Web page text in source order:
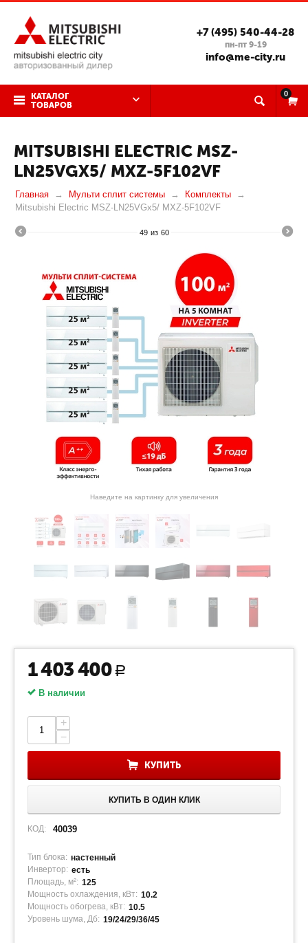
+7 (495) 540-44-28
пн-пт 9-19
info@me-city.ru
КАТАЛОГ
ТОВАРОВ
0
MITSUBISHI ELECTRIC MSZ-
LN25VGX5/ MXZ-5F102VF
Главная Мульти сплит системы
Комплекты
Mitsubishi Electric MSZ-LN25VGx5/ MXZ-5F102VF
49 из 60
Наведите на картинку для увеличения
1 403 400 Р
В наличии
+
−
КУПИТЬ
КУПИТЬ В ОДИН КЛИК
КОД: 40039
Тип блока: настенный
Инвертор: есть
Площадь, м²: 125
Мощность охлаждения, кВт: 10.2
Мощность обогрева, кВт: 10.5
Уровень шума, Дб: 19/24/29/36/45